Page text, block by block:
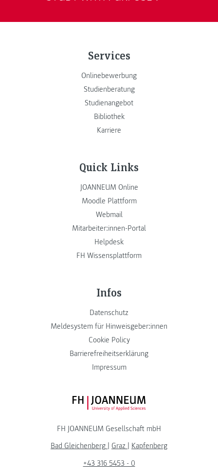
Services
Onlinebewerbung
Studienberatung
Studienangebot
Bibliothek
Karriere
Quick Links
JOANNEUM Online
Moodle Plattform
Webmail
Mitarbeiter:innen-Portal
Helpdesk
FH Wissensplattform
Infos
Datenschutz
Meldesystem für Hinweisgeber:innen
Cookie Policy
Barrierefreiheitserklärung
Impressum
FH JOANNEUM Logo
FH JOANNEUM Gesellschaft mbH
Bad Gleichenberg
Graz
Kapfenberg
+43 316 5453 - 0